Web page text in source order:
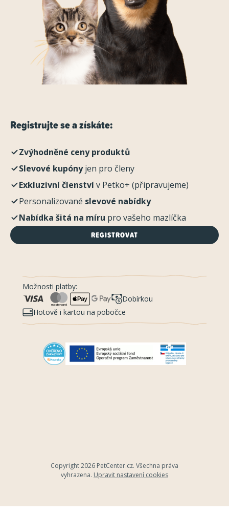
Registrujte se a získáte:
Zvýhodněné ceny produktů
Slevové kupónyjen pro členy
Exkluzivní členstvív Petko+ (připravujeme)
Personalizované slevové nabídky
Nabídka šitá na míru pro vašeho mazlíčka
REGISTROVAT
Možnosti platby:
Dobírkou
Hotově i kartou na pobočce
Copyright 2026 PetCenter.cz. Všechna práva
vyhrazena. Upravit nastavení cookies